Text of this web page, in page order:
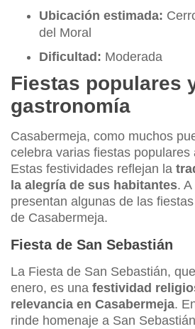
Ubicación estimada:
del Moral
Dificultad: Moderada
Fiestas populares
gastronomía
Casabermeja, como muchos
celebra varias fiestas populares
Estas festividades reflejan la
la alegría de sus habitantes.
presentan algunas de las
de Casabermeja.
Fiesta de San Sebastián
La Fiesta de San Sebastián,
enero, es una festividad
relevancia en Casabermeja.
rinde homenaje a San